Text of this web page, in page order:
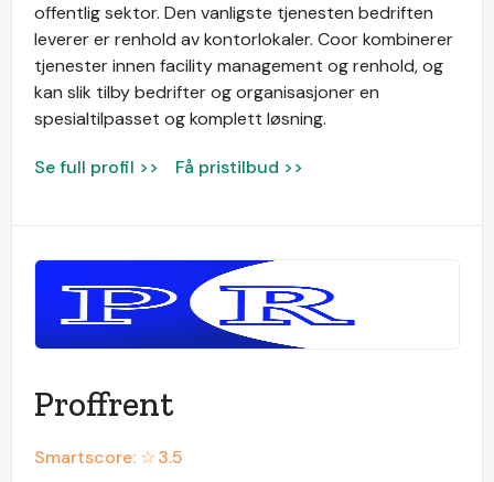
offentlig sektor. Den vanligste tjenesten bedriften
leverer er renhold av kontorlokaler. Coor kombinerer
tjenester innen facility management og renhold, og
kan slik tilby bedrifter og organisasjoner en
spesialtilpasset og komplett løsning.
Se full profil >> Få pristilbud >>
Proffrent
Smartscore: ☆3.5